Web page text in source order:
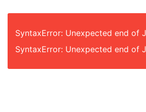
SyntaxError: Unexpected end of
SyntaxError: Unexpected end of